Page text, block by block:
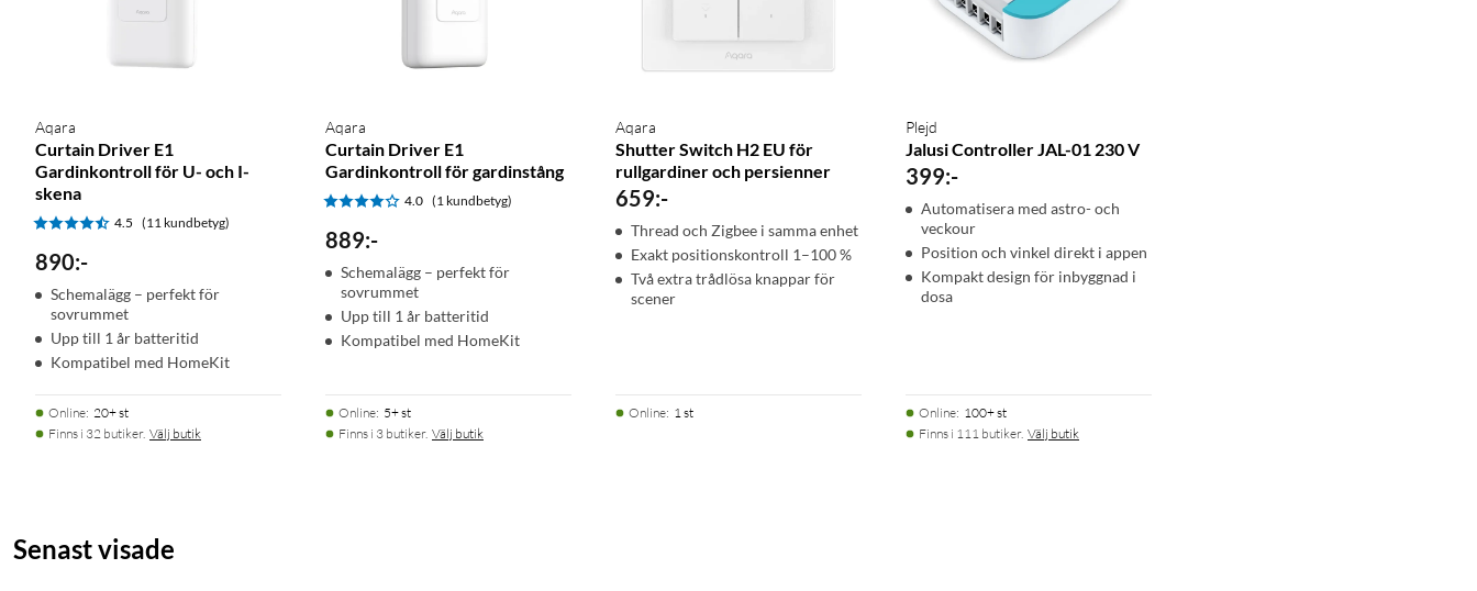
Aqara
Curtain Driver E1
Gardinkontroll för U- och I-
skena
4.5 (11 kundbetyg)
890:-
Schemalägg – perfekt för
sovrummet
Upp till 1 år batteritid
Kompatibel med HomeKit
Online: 20+ st
Finns i 32 butiker. Välj butik
Aqara
Curtain Driver E1
Gardinkontroll för gardinstång
4.0 (1 kundbetyg)
889:-
Schemalägg – perfekt för
sovrummet
Upp till 1 år batteritid
Kompatibel med HomeKit
Online: 5+ st
Finns i 3 butiker. Välj butik
Aqara
Shutter Switch H2 EU för
rullgardiner och persienner
659:-
Thread och Zigbee i samma enhet
Exakt positionskontroll 1–100 %
Två extra trådlösa knappar för
scener
Online: 1 st
Plejd
Jalusi Controller JAL-01 230 V
399:-
Automatisera med astro- och
veckour
Position och vinkel direkt i appen
Kompakt design för inbyggnad i
dosa
Online: 100+ st
Finns i 111 butiker. Välj butik
Senast visade